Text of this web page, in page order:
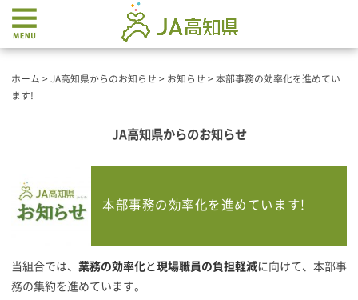
ホーム > JA高知県からのお知らせ > お知らせ > 本部事務の効率化を進めてい
ます!
JA高知県からのお知らせ
本部事務の効率化を進めています!
当組合では、 業務の効率化と 現場職員の負担軽減に向けて、本部事
務の集約を進めています。